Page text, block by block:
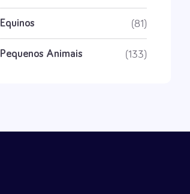
Equinos (81)
Pequenos Animais (133)